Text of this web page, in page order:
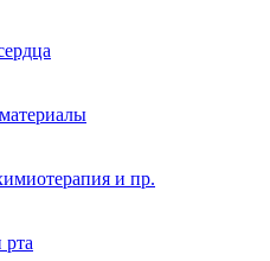
и пр.
рта